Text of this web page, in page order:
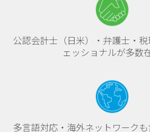
公認会計士（日米）・弁護士・
ェッショナルが多数
多言語対応・海外ネットワーク